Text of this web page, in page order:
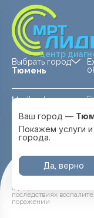
центр
Выбрать город
Тюмень
Medland —
Тюмень
Ваш город —
Покажем услуги
города.
Да, верно
Главная Услуги и
Оценка локального
(при длительной
последствиях
поражении